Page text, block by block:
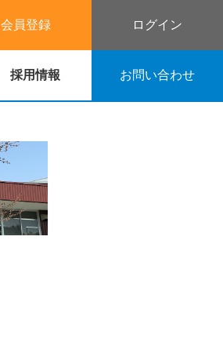
採用情報 お問い合わせ
会員登録 ログイン